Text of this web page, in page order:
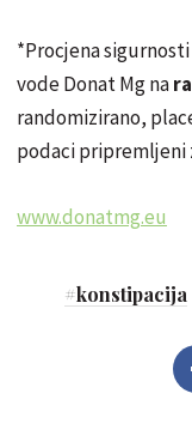
*Procjena
vode Donat Mg na
randomizirano,
podaci pripremljeni
www.donatmg.eu
#konstipacija